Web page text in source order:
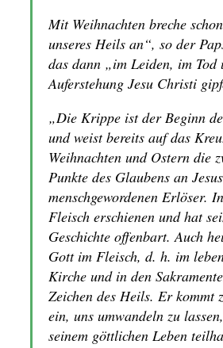
Mit Weihnachten breche
unseres Heils an“, so der
das dann „im Leiden, im Tod
Auferstehung Jesu Christi
„Die Krippe ist der Beginn
und weist bereits auf das
Weihnachten und Ostern die
Punkte des Glaubens an
menschgewordenen Erlöser.
Fleisch erschienen und hat
Geschichte offenbart. Auch
Gott im Fleisch, d. h. im
Kirche und in den
Zeichen des Heils. Er kommt
ein, uns umwandeln zu
seinem göttlichen Leben